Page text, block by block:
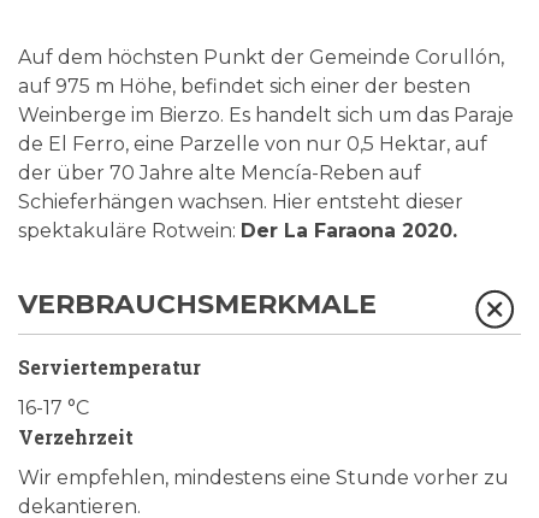
Auf dem höchsten Punkt der Gemeinde Corullón,
auf 975 m Höhe, befindet sich einer der besten
Weinberge im Bierzo. Es handelt sich um das Paraje
de El Ferro, eine Parzelle von nur 0,5 Hektar, auf
der über 70 Jahre alte Mencía-Reben auf
Schieferhängen wachsen. Hier entsteht dieser
spektakuläre Rotwein: Der La Faraona 2020.
VERBRAUCHSMERKMALE
Serviertemperatur
16-17 °C
Verzehrzeit
Wir empfehlen, mindestens eine Stunde vorher zu
dekantieren.